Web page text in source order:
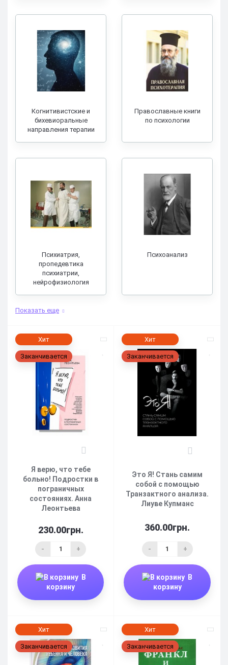
Когнитивистские и
бихевиоральные
направления терапии
Православные книги
по психологии
Психиатрия,
пропедевтика
психиатрии,
нейрофизиология
Психоанализ
Показать еще
Хит
Заканчивается
Я верю, что тебе
больно! Подростки в
пограничных
состояниях. Анна
Леонтьева
230.00грн.
- +
В
корзину
Хит
Заканчивается
Это Я! Стань самим
собой с помощью
Транзактного анализа.
Лиуве Купманс
360.00грн.
- +
В
корзину
Хит
Заканчивается
Хит
Заканчивается